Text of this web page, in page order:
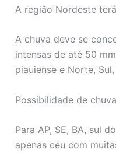
A região Nordeste
A chuva deve se
intensas de até 50
piauiense e Norte,
Possibilidade de
Para AP, SE, BA, sul
apenas céu com